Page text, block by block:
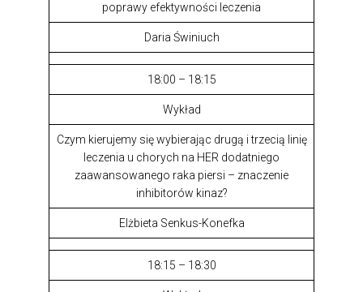
poprawy efektywności leczenia
Daria Świniuch
18:00 – 18:15
Wykład
Czym kierujemy się wybierając drugą i trzecią linię
leczenia u chorych na HER dodatniego
zaawansowanego raka piersi – znaczenie
inhibitorów kinaz?
Elżbieta Senkus-Konefka
18:15 – 18:30